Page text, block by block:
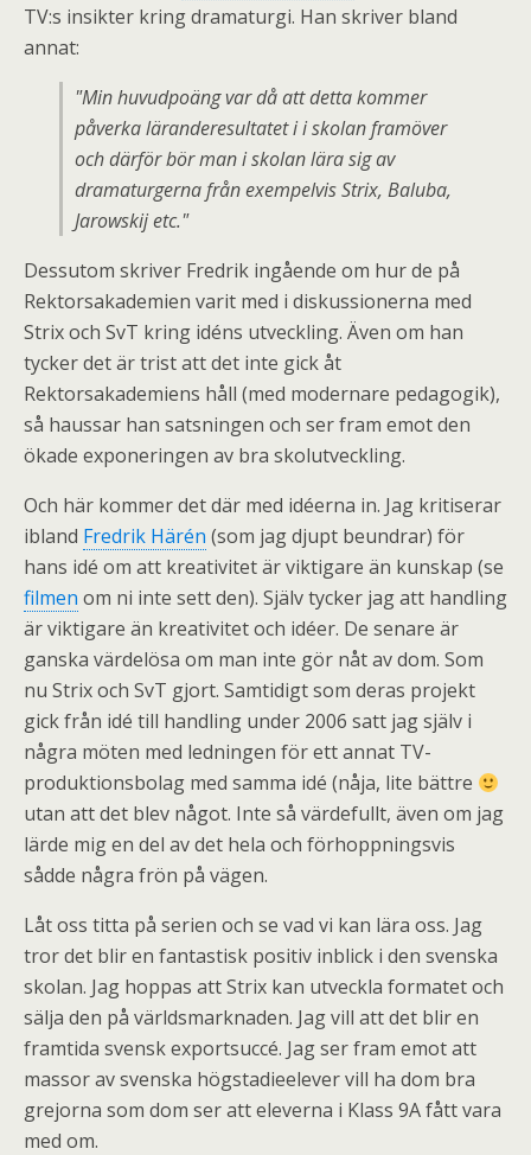
TV:s insikter kring dramaturgi. Han skriver bland
annat:
"Min huvudpoäng var då att detta kommer
påverka läranderesultatet i i skolan framöver
och därför bör man i skolan lära sig av
dramaturgerna från exempelvis Strix, Baluba,
Jarowskij etc."
Dessutom skriver Fredrik ingående om hur de på
Rektorsakademien varit med i diskussionerna med
Strix och SvT kring idéns utveckling. Även om han
tycker det är trist att det inte gick åt
Rektorsakademiens håll (med modernare pedagogik),
så haussar han satsningen och ser fram emot den
ökade exponeringen av bra skolutveckling.
Och här kommer det där med idéerna in. Jag kritiserar
ibland Fredrik Härén (som jag djupt beundrar) för
hans idé om att kreativitet är viktigare än kunskap (se
filmen om ni inte sett den). Själv tycker jag att handling
är viktigare än kreativitet och idéer. De senare är
ganska värdelösa om man inte gör nåt av dom. Som
nu Strix och SvT gjort. Samtidigt som deras projekt
gick från idé till handling under 2006 satt jag själv i
några möten med ledningen för ett annat TV-
produktionsbolag med samma idé (nåja, lite bättre
utan att det blev något. Inte så värdefullt, även om jag
lärde mig en del av det hela och förhoppningsvis
sådde några frön på vägen.
Låt oss titta på serien och se vad vi kan lära oss. Jag
tror det blir en fantastisk positiv inblick i den svenska
skolan. Jag hoppas att Strix kan utveckla formatet och
sälja den på världsmarknaden. Jag vill att det blir en
framtida svensk exportsuccé. Jag ser fram emot att
massor av svenska högstadieelever vill ha dom bra
grejorna som dom ser att eleverna i Klass 9A fått vara
med om.